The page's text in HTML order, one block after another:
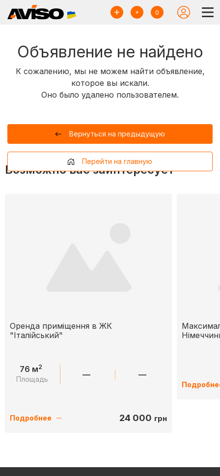
0
Объявление не найдено
К сожалению, мы не можем найти объявление,
которое вы искали.
Оно было удалено пользователем.
Вернуться на предыдущую
Перейти на главную
Возможно вас заинтересует
Оренда приміщення в ЖК
"Італійський"
76 м2
Площадь — —
Подробнее 24 000 грн